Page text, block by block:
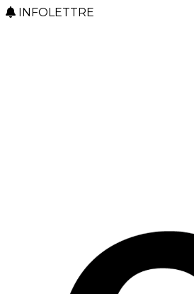
INFOLETTRE